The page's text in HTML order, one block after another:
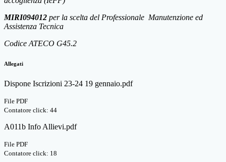
MIRI094012 per la scelta del Professionale Manutenzione ed
Assistenza Tecnica
Codice ATECO G45.2
Allegati
Dispone Iscrizioni 23-24 19 gennaio.pdf
File PDF
Contatore click: 44
A011b Info Allievi.pdf
File PDF
Contatore click: 18